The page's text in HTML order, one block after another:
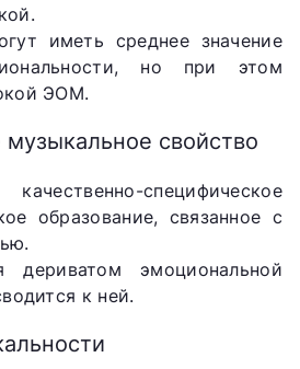
иметь среднее значение
но при этом
ЭОМ.
свойство
специфическое
образование, связанное с
дериватом эмоциональной
к ней.